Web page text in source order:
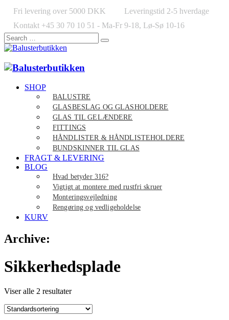
Fri levering over 5000 DKK
Leveringstid 2-5 hverdage
Kontakt +45 30 70 10 51 - Ma-Fr 9-18, Lø-Sø 10-16
SHOP
BALUSTRE
GLASBESLAG OG GLASHOLDERE
GLAS TIL GELÆNDERE
FITTINGS
HÅNDLISTER & HÅNDLISTEHOLDERE
BUNDSKINNER TIL GLAS
FRAGT & LEVERING
BLOG
Hvad betyder 316?
Vigtigt at montere med rustfri skruer
Monteringsvejledning
Rengøring og vedligeholdelse
KURV
Archive:
Sikkerhedsplade
Viser alle 2 resultater